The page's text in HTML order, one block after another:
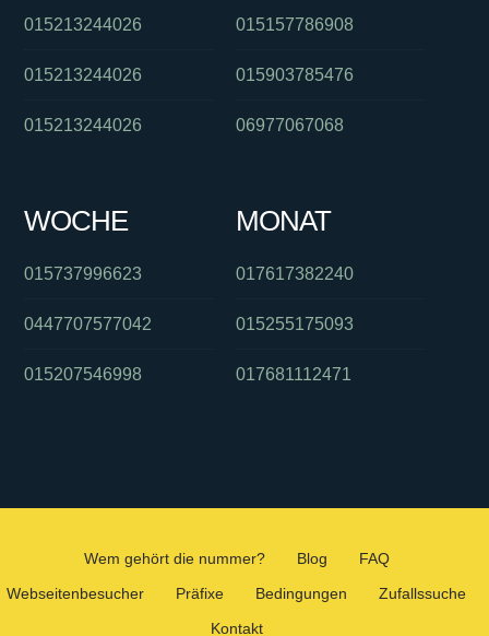
015213244026
015213244026
015213244026
015157786908
015903785476
06977067068
WOCHE
015737996623
0447707577042
015207546998
MONAT
017617382240
015255175093
017681112471
Wem gehört die nummer? Blog
FAQ
Webseitenbesucher
Präfixe Bedingungen
Zufallssuche
Kontakt